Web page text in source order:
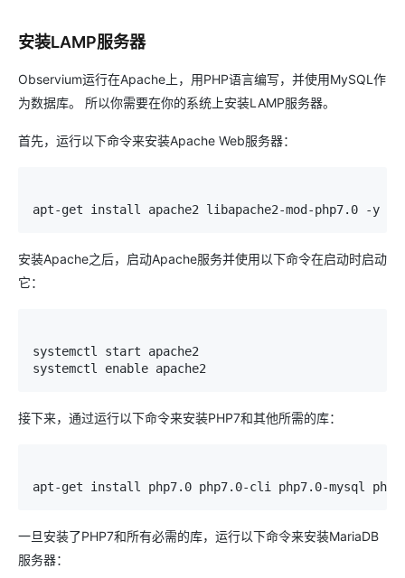
安装LAMP服务器
Observium运行在Apache上，用PHP语言编写，并使用MySQL作
为数据库。 所以你需要在你的系统上安装LAMP服务器。
首先，运行以下命令来安装Apache Web服务器：
apt-get install apache2 libapache2-mod-php7. 0 -y
安装Apache之后，启动Apache服务并使用以下命令在启动时启动
它：
systemctl start apache2
systemctl enable apache2
接下来，通过运行以下命令来安装PHP7和其他所需的库：
apt-get install php7. 0 php7. 0-cli php7. 0-mysql php7
一旦安装了PHP7和所有必需的库，运行以下命令来安装MariaDB
服务器：